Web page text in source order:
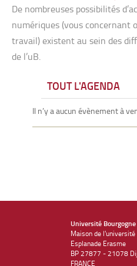
De nombreuses possibilités
numériques (vous concernant
travail) existent au sein des
de l’uB.
TOUT L'AGENDA
Il n’y a aucun évènement à
Université
Maison de l'université
Esplanade Erasme
BP 27877 - 21078
FRANCE